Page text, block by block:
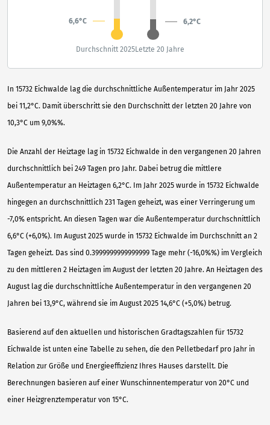
In 15732 Eichwalde lag die durchschnittliche Außentemperatur im Jahr 2025
bei 11,2°C. Damit überschritt sie den Durchschnitt der letzten 20 Jahre von
10,3°C um 9,0%%.
Die Anzahl der Heiztage lag in 15732 Eichwalde in den vergangenen 20 Jahren
durchschnittlich bei 249 Tagen pro Jahr. Dabei betrug die mittlere
Außentemperatur an Heiztagen 6,2°C. Im Jahr 2025 wurde in 15732 Eichwalde
hingegen an durchschnittlich 231 Tagen geheizt, was einer Verringerung um
-7,0% entspricht. An diesen Tagen war die Außentemperatur durchschnittlich
6,6°C (+6,0%). Im August 2025 wurde in 15732 Eichwalde im Durchschnitt an 2
Tagen geheizt. Das sind 0.3999999999999999 Tage mehr (-16,0%%) im Vergleich
zu den mittleren 2 Heiztagen im August der letzten 20 Jahre. An Heiztagen des
August lag die durchschnittliche Außentemperatur in den vergangenen 20
Jahren bei 13,9°C, während sie im August 2025 14,6°C (+5,0%) betrug.
Basierend auf den aktuellen und historischen Gradtagszahlen für 15732
Eichwalde ist unten eine Tabelle zu sehen, die den Pelletbedarf pro Jahr in
Relation zur Größe und Energieeffizienz Ihres Hauses darstellt. Die
Berechnungen basieren auf einer Wunschinnentemperatur von 20°C und
einer Heizgrenztemperatur von 15°C.
6,6°C 6,2°C
Durchschnitt 2025Letzte 20 Jahre